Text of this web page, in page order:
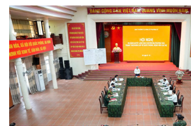
nghiêm) năm 2026.